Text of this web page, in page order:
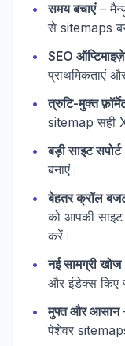
•
समय बचाएं–
से sitemaps
•
SEO
प्राथमिकताएं
•
त्रुटि-मुक्त
sitemap सही
•
बड़ी साइट सपोर्ट
बनाएं।
•
बेहतर क्रॉल
को आपकी
करें।
•
नई सामग्री खोज
और इंडेक्स किए
•
मुफ्त और आसान
पेशेवर